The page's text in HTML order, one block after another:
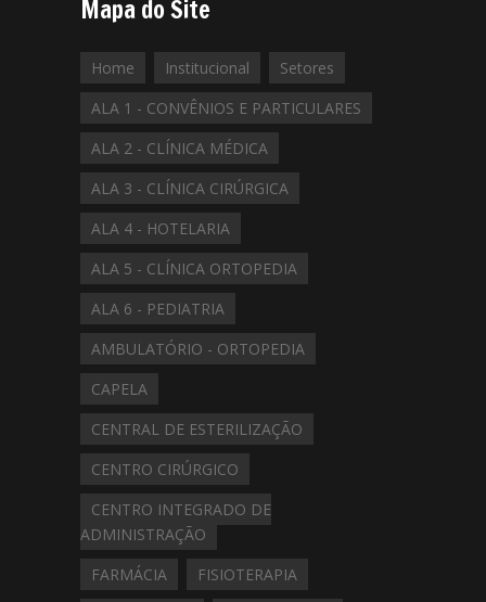
Mapa do Site
Home Institucional
Setores
ALA 1 - CONVÊNIOS E PARTICULARES
ALA 2 - CLÍNICA MÉDICA
ALA 3 - CLÍNICA CIRÚRGICA
ALA 4 - HOTELARIA
ALA 5 - CLÍNICA ORTOPEDIA
ALA 6 - PEDIATRIA
AMBULATÓRIO - ORTOPEDIA
CAPELA
CENTRAL DE ESTERILIZAÇÃO
CENTRO CIRÚRGICO
CENTRO INTEGRADO DE
ADMINISTRAÇÃO
FARMÁCIA
FISIOTERAPIA